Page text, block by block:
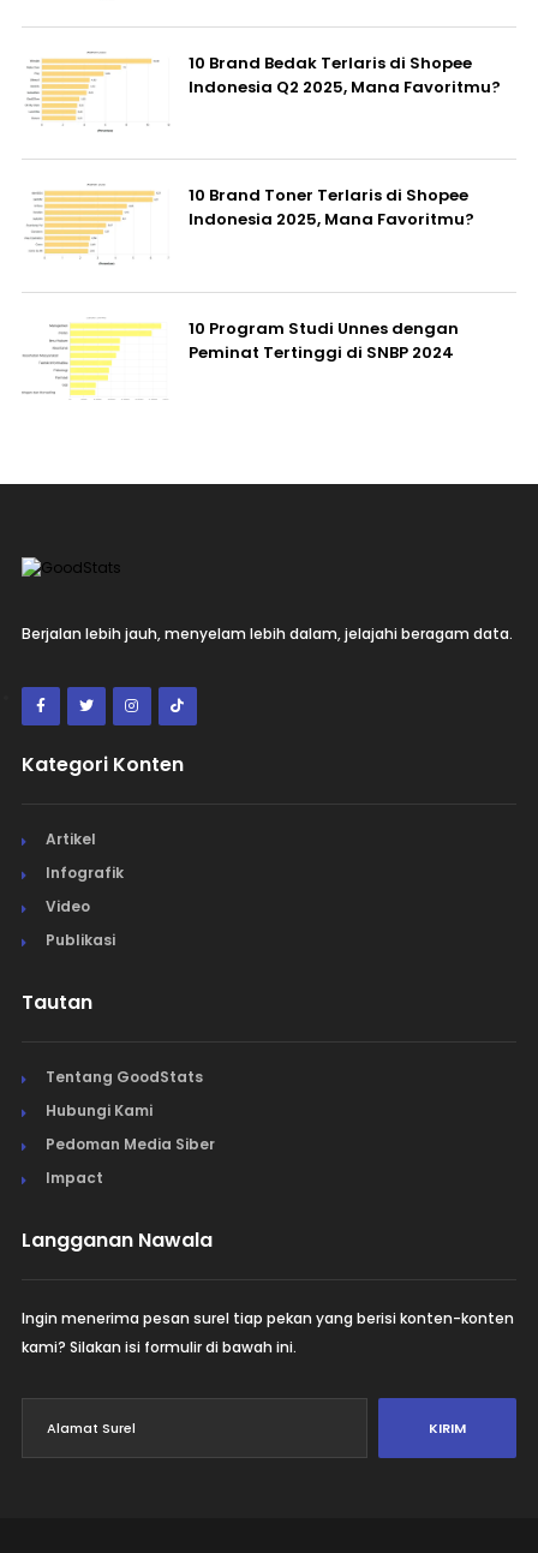
10 Brand Bedak Terlaris di Shopee
Indonesia Q2 2025, Mana Favoritmu?
10 Brand Toner Terlaris di Shopee
Indonesia 2025, Mana Favoritmu?
10 Program Studi Unnes dengan
Peminat Tertinggi di SNBP 2024
Berjalan lebih jauh, menyelam lebih dalam, jelajahi beragam data.
Kategori Konten
Artikel
Infografik
Video
Publikasi
Tautan
Tentang GoodStats
Hubungi Kami
Pedoman Media Siber
Impact
Langganan Nawala
Ingin menerima pesan surel tiap pekan yang berisi konten-konten
kami? Silakan isi formulir di bawah ini.
KIRIM